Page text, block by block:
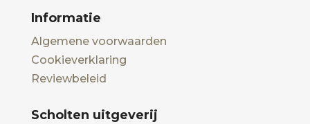
Informatie
Algemene voorwaarden
Cookieverklaring
Reviewbeleid
Scholten uitgeverij